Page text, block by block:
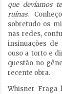
que devíamos
ruínas.
sobretudo os
nas redes,
insinuações
ouso a torto e
questão no
recente obra.
Whisner Fraga